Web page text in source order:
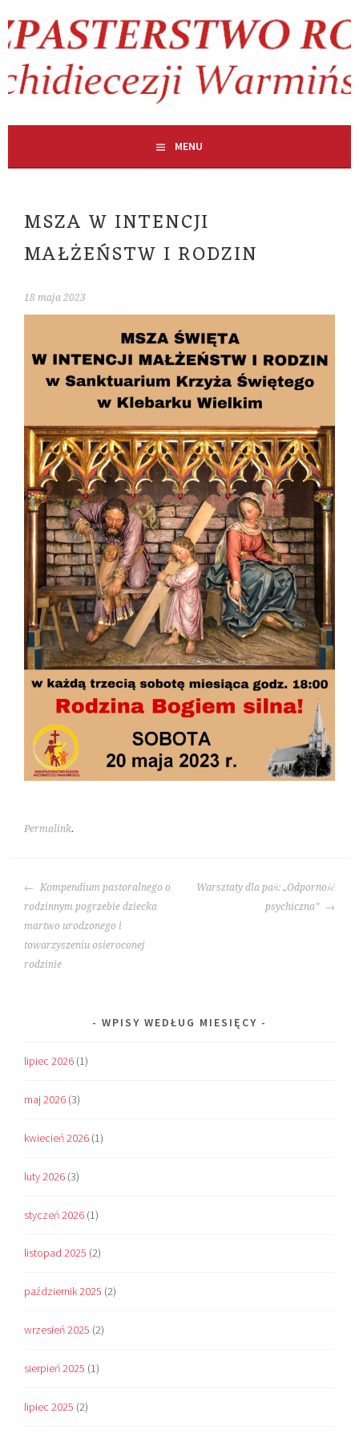
to
content
MENU
MSZA W INTENCJI
MAŁŻEŃSTW I RODZIN
18 maja 2023
Permalink.
POST
NAVIGATION
Kompendium pastoralnego o
rodzinnym pogrzebie dziecka
martwo urodzonego i
towarzyszeniu osieroconej
rodzinie
Warsztaty dla pań: „Odporność
psychiczna”
WPISY WEDŁUG MIESIĘCY
lipiec 2026 (1)
maj 2026 (3)
kwiecień 2026 (1)
luty 2026 (3)
styczeń 2026 (1)
listopad 2025 (2)
październik 2025 (2)
wrzesień 2025 (2)
sierpień 2025 (1)
lipiec 2025 (2)